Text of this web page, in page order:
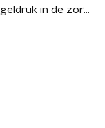
Hoe kan het dat de regeldruk in de zorg is toegenomen in plaats van afgenomen?